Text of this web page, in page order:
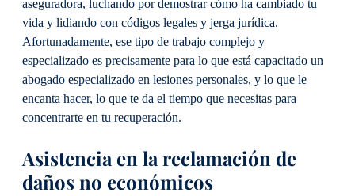
aseguradora, luchando por demostrar cómo ha cambiado tu
vida y lidiando con códigos legales y jerga jurídica.
Afortunadamente, ese tipo de trabajo complejo y
especializado es precisamente para lo que está capacitado un
abogado especializado en lesiones personales, y lo que le
encanta hacer, lo que te da el tiempo que necesitas para
concentrarte en tu recuperación.
Asistencia en la reclamación de
daños no económicos